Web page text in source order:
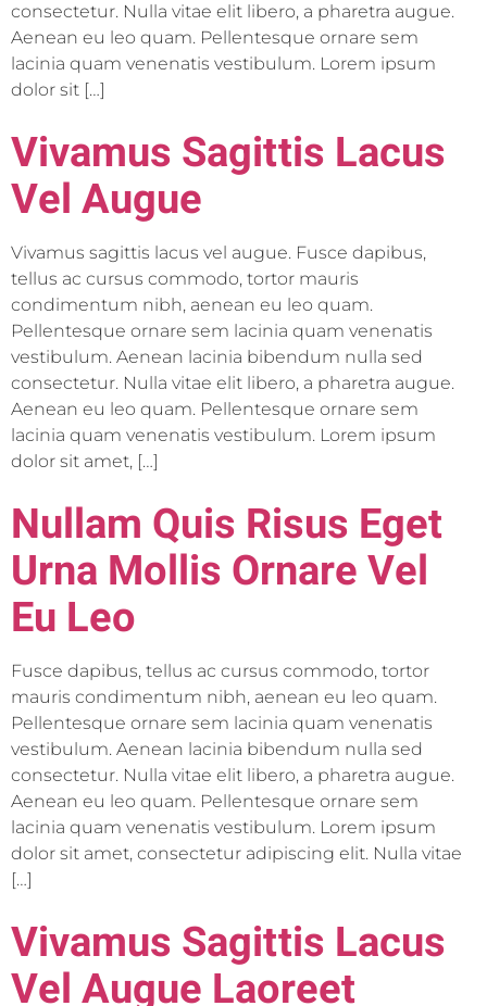
consectetur. Nulla vitae elit libero, a pharetra augue.
Aenean eu leo quam. Pellentesque ornare sem
lacinia quam venenatis vestibulum. Lorem ipsum
dolor sit […]
Vivamus Sagittis Lacus
Vel Augue
Vivamus sagittis lacus vel augue. Fusce dapibus,
tellus ac cursus commodo, tortor mauris
condimentum nibh, aenean eu leo quam.
Pellentesque ornare sem lacinia quam venenatis
vestibulum. Aenean lacinia bibendum nulla sed
consectetur. Nulla vitae elit libero, a pharetra augue.
Aenean eu leo quam. Pellentesque ornare sem
lacinia quam venenatis vestibulum. Lorem ipsum
dolor sit amet, […]
Nullam Quis Risus Eget
Urna Mollis Ornare Vel
Eu Leo
Fusce dapibus, tellus ac cursus commodo, tortor
mauris condimentum nibh, aenean eu leo quam.
Pellentesque ornare sem lacinia quam venenatis
vestibulum. Aenean lacinia bibendum nulla sed
consectetur. Nulla vitae elit libero, a pharetra augue.
Aenean eu leo quam. Pellentesque ornare sem
lacinia quam venenatis vestibulum. Lorem ipsum
dolor sit amet, consectetur adipiscing elit. Nulla vitae
[…]
Vivamus Sagittis Lacus
Vel Augue Laoreet